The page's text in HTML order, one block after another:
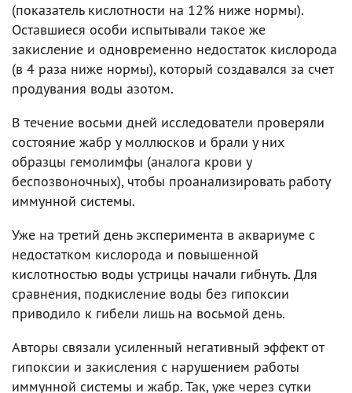
(показатель кислотности на 12% ниже нормы).
Оставшиеся особи испытывали такое же
закисление и одновременно недостаток кислорода
(в 4 раза ниже нормы), который создавался за счет
продувания воды азотом.
В течение восьми дней исследователи проверяли
состояние жабр у моллюсков и брали у них
образцы гемолимфы (аналога крови у
беспозвоночных), чтобы проанализировать работу
иммунной системы.
Уже на третий день эксперимента в аквариуме с
недостатком кислорода и повышенной
кислотностью воды устрицы начали гибнуть. Для
сравнения, подкисление воды без гипоксии
приводило к гибели лишь на восьмой день.
Авторы связали усиленный негативный эффект от
гипоксии и закисления с нарушением работы
иммунной системы и жабр. Так, уже через сутки